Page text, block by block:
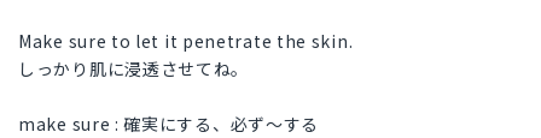
Make sure to let it penetrate the skin.
しっかり肌に浸透させてね。
make sure : 確実にする、必ず〜する